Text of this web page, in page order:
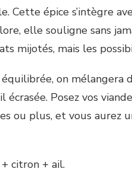
Cette épice s’intègre
elle souligne sans
mijotés, mais les
on mélangera
écrasée. Posez vos
ou plus, et vous aurez
citron + ail.